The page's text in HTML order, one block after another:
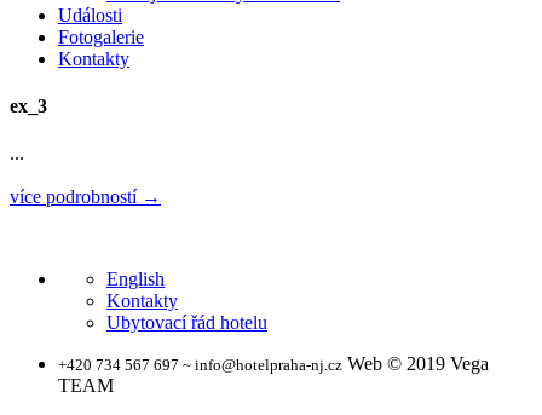
Události
Fotogalerie
Kontakty
ex_3
...
více podrobností →
English
Kontakty
Ubytovací řád hotelu
+420 734 567 697 ~ info@hotelpraha-nj.cz Web © 2019 Vega
TEAM